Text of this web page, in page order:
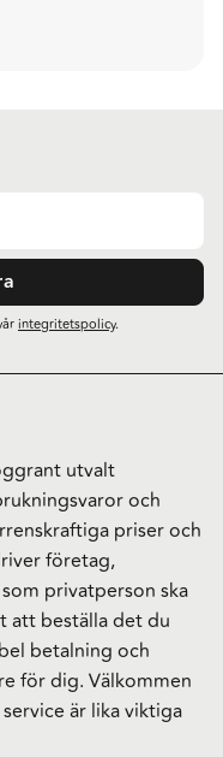
integritetspolicy.
utvalt
och
priser och
företag,
privatperson ska
att beställa det du
betalning och
för dig. Välkommen
är lika viktiga